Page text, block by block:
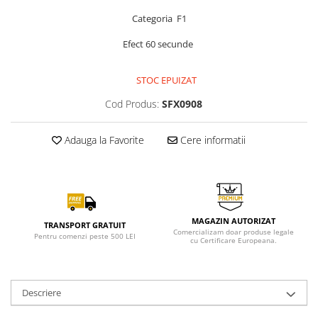
Categoria F1
Efect 60 secunde
STOC EPUIZAT
Cod Produs: SFX0908
Adauga la Favorite Cere informatii
TRANSPORT GRATUIT
Pentru comenzi peste 500 LEI
MAGAZIN AUTORIZAT
Comercializam doar produse legale
cu Certificare Europeana.
Descriere